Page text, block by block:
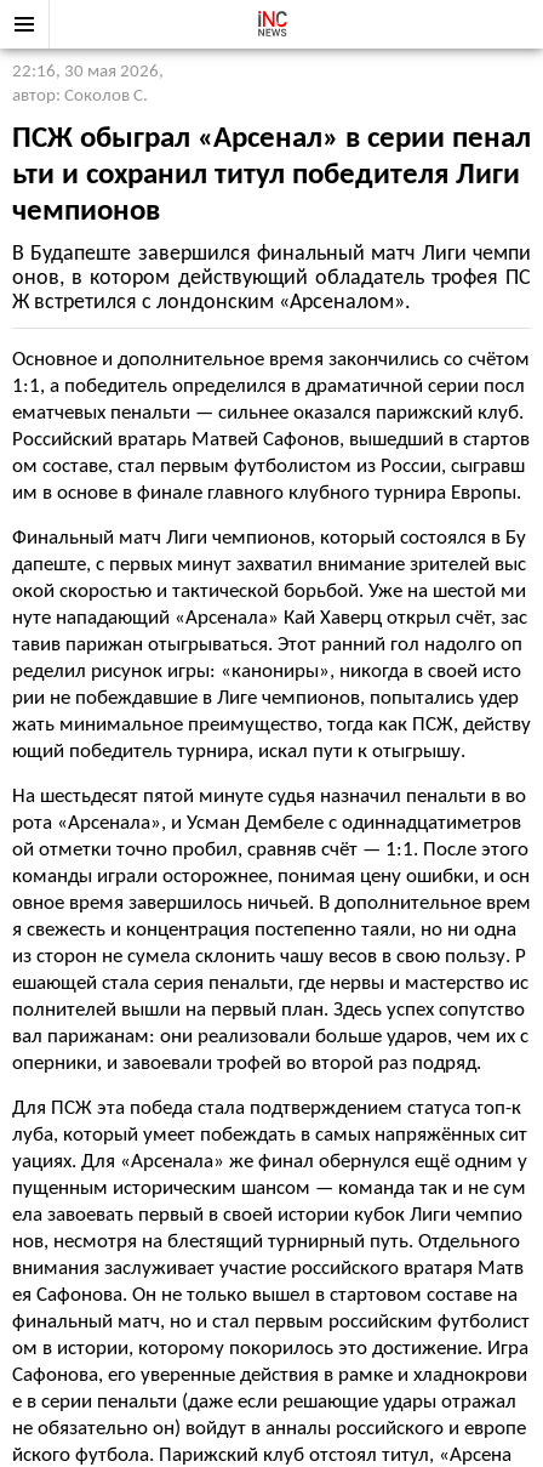
22:16, 30 мая 2026,
автор: Соколов С.
ПСЖ обыграл «Арсенал» в серии пенал
ьти и сохранил титул победителя Лиги
чемпионов
В Будапеште завершился финальный матч Лиги чемпи
онов, в котором действующий обладатель трофея ПС
Ж встретился с лондонским «Арсеналом».
Основное и дополнительное время закончились со счётом
1:1, а победитель определился в драматичной серии посл
ематчевых пенальти — сильнее оказался парижский клуб.
Российский вратарь Матвей Сафонов, вышедший в стартов
ом составе, стал первым футболистом из России, сыгравш
им в основе в финале главного клубного турнира Европы.
Финальный матч Лиги чемпионов, который состоялся в Бу
дапеште, с первых минут захватил внимание зрителей выс
окой скоростью и тактической борьбой. Уже на шестой ми
нуте нападающий «Арсенала» Кай Хаверц открыл счёт, зас
тавив парижан отыгрываться. Этот ранний гол надолго оп
ределил рисунок игры: «канониры», никогда в своей исто
рии не побеждавшие в Лиге чемпионов, попытались удер
жать минимальное преимущество, тогда как ПСЖ, действу
ющий победитель турнира, искал пути к отыгрышу.
На шестьдесят пятой минуте судья назначил пенальти в во
рота «Арсенала», и Усман Дембеле с одиннадцатиметров
ой отметки точно пробил, сравняв счёт — 1:1. После этого
команды играли осторожнее, понимая цену ошибки, и осн
овное время завершилось ничьей. В дополнительное врем
я свежесть и концентрация постепенно таяли, но ни одна
из сторон не сумела склонить чашу весов в свою пользу. Р
ешающей стала серия пенальти, где нервы и мастерство ис
полнителей вышли на первый план. Здесь успех сопутство
вал парижанам: они реализовали больше ударов, чем их с
оперники, и завоевали трофей во второй раз подряд.
Для ПСЖ эта победа стала подтверждением статуса топ-к
луба, который умеет побеждать в самых напряжённых сит
уациях. Для «Арсенала» же финал обернулся ещё одним у
пущенным историческим шансом — команда так и не сум
ела завоевать первый в своей истории кубок Лиги чемпио
нов, несмотря на блестящий турнирный путь. Отдельного
внимания заслуживает участие российского вратаря Матв
ея Сафонова. Он не только вышел в стартовом составе на
финальный матч, но и стал первым российским футболист
ом в истории, которому покорилось это достижение. Игра
Сафонова, его уверенные действия в рамке и хладнокрови
е в серии пенальти (даже если решающие удары отражал
не обязательно он) войдут в анналы российского и европе
йского футбола. Парижский клуб отстоял титул, «Арсена